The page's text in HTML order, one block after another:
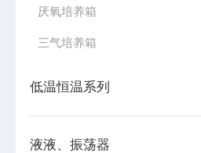
厌氧培养箱
三气培养箱
低温恒温系列
液液、振荡器